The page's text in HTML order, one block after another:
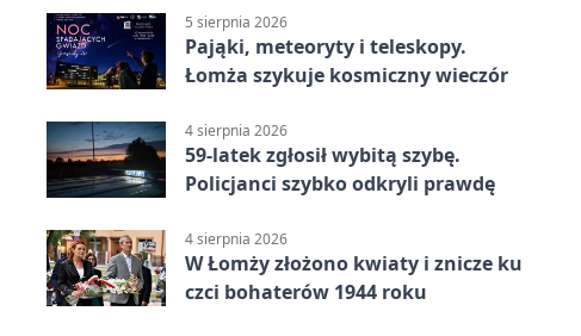
5 sierpnia 2026
Pająki, meteoryty i teleskopy.
Łomża szykuje kosmiczny wieczór
4 sierpnia 2026
59-latek zgłosił wybitą szybę.
Policjanci szybko odkryli prawdę
4 sierpnia 2026
W Łomży złożono kwiaty i znicze ku
czci bohaterów 1944 roku